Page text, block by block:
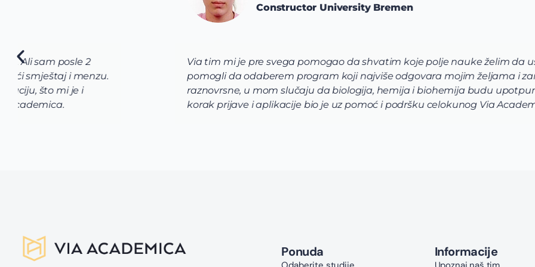
Via tim mi je pre svega pomogao da shvatim koje polje nauke želim da usavrsim preko svojih studija i
pomogli da odaberem program koji najviše odgovara mojim željama i zamislima o osnovnim
raznovrsne, u mom slučaju da biologija, hemija i biohemija budu upotpunjene laboratorijama i radom
korak prijave i aplikacije bio je uz pomoć i podršku celokunog Via Academica tima.
Constructor University Bremen
Ponuda Informacije